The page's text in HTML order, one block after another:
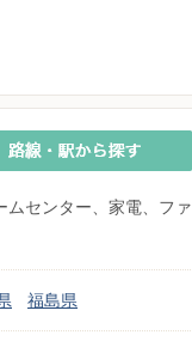
ムセンター、家電、ファ
福島県